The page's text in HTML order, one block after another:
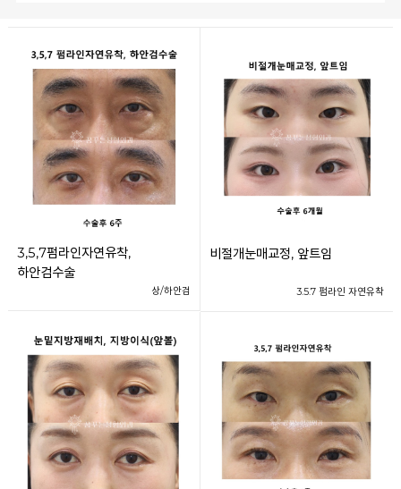
3,5,7펌라인자연유착,
하안검수술
상/하안검
비절개눈매교정, 앞트임
3.5.7 펌라인 자연유착